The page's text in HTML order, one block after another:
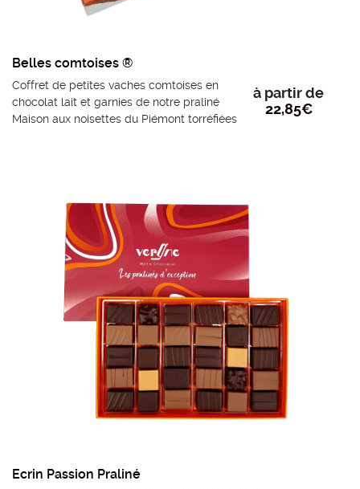
Belles comtoises ®
Coffret de petites vaches comtoises en
chocolat lait et garnies de notre praliné
Maison aux noisettes du Piémont torréfiées
à partir de
22,85€
Ecrin Passion Praliné